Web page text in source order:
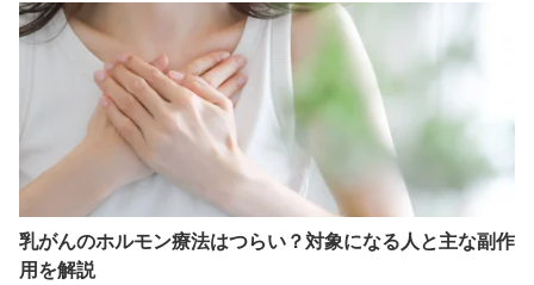
乳がんのホルモン療法はつらい？対象になる人と主な副作
用を解説